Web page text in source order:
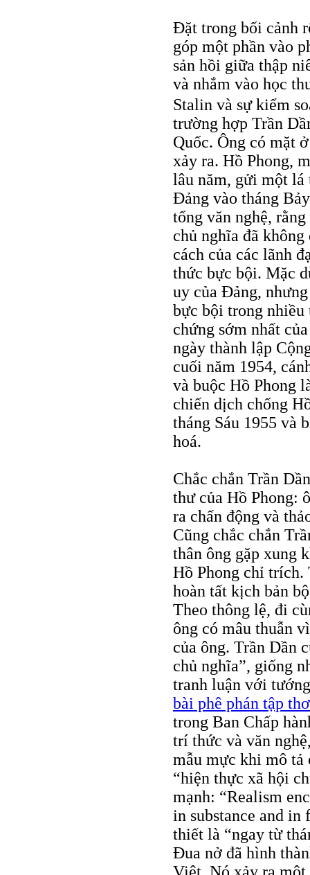
Đặt trong bối cảnh
góp một phần vào
sản hồi giữa thập
và nhắm vào học
Stalin và sự kiểm
trường hợp Trần
Quốc. Ông có mặt
xảy ra. Hồ Phong,
lâu năm, gửi một lá
Đảng vào tháng
tổng văn nghệ,
chủ nghĩa đã
cách của các lãnh
thức bực bội. Mặc
uy của Đảng,
bực bội trong nhiều
chứng sớm nhất
ngày thành lập
cuối năm 1954,
và buộc Hồ Phong
chiến dịch chống
tháng Sáu 1955 và
hoá.
Chắc chắn Trần
thư của Hồ Phong:
ra chấn động và
Cũng chắc chắn
thân ông gặp xung
Hồ Phong chỉ trích.
hoàn tất kịch bản
Theo thông lệ, đi
ông có mâu thuẫn
của ông. Trần Dần
chủ nghĩa”, giống
tranh luận với
bài phê phán tập
trong Ban Chấp
trí thức và văn
mẫu mực khi mô tả
“hiện thực xã hội
mạnh: “Realism
in substance and
thiết là “ngay từ
Đua nở đã hình